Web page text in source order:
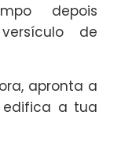
depois
de
apronta a
edifica a tua